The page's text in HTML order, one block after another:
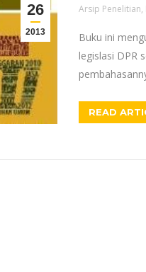
26
2013
Arsip Penelitian,
Buku ini
legislasi DPR
READ